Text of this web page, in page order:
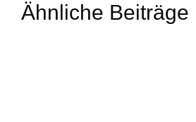
Ähnliche Beiträge